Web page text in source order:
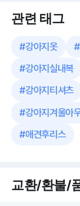
관련 태그
#강아지옷 #
#강아지실내복
#강아지티셔츠
#강아지겨울아
#애견후리스
교환/환불/